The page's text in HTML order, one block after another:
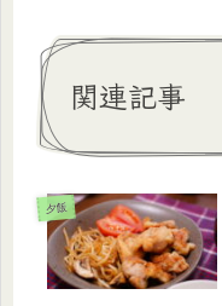
関連記事
夕飯